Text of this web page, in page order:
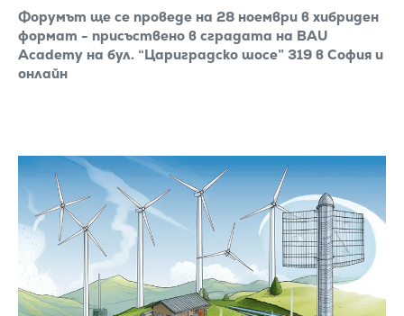
Форумът ще се проведе на 28 ноември в хибриден
формат - присъствено в сградата на BAU
Academy на бул. “Цариградско шосе” 319 в София и
онлайн